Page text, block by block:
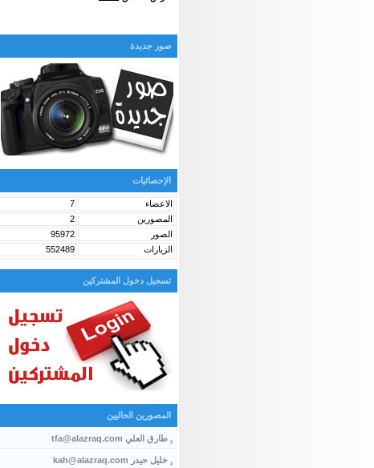
صور جديدة
الإحصائيات
الاعضاء
7
المصورين
2
الصور
95972
الزيارات
552489
تسجيل دخول المشتركين
المصورين الحاليين
طارق العلي tfa@alazraq.com
خليل حيدر kah@alazraq.com